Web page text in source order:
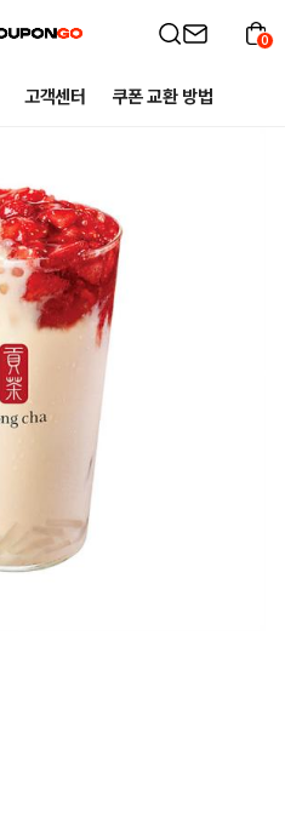
고객센터 쿠폰 교환 방법
0